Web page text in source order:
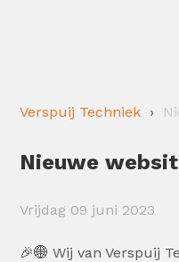
Verspuij Techniek
Nieuwe
Vrijdag 09 juni 2023
🎉🌐 Wij van Verspuij